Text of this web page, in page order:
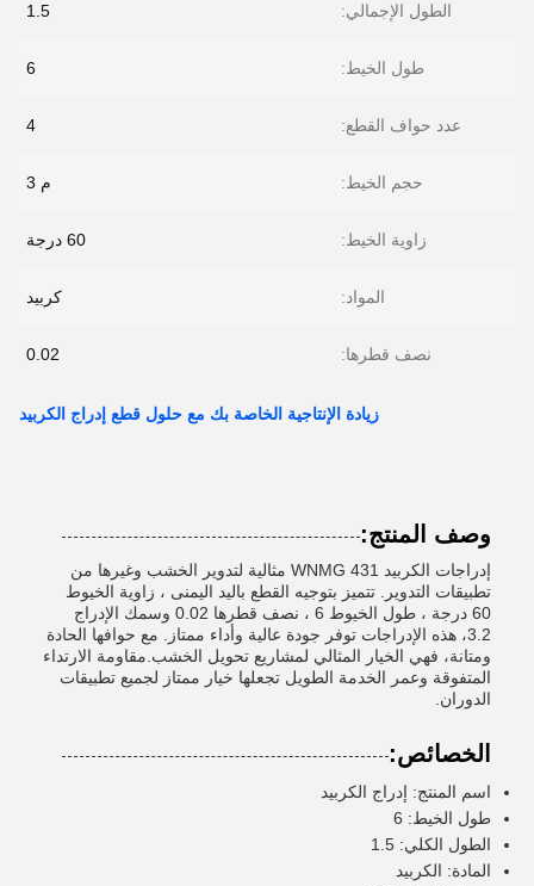
الطول الإجمالي: 1.5
طول الخيط: 6
عدد حواف القطع: 4
حجم الخيط: م 3
زاوية الخيط: 60 درجة
المواد: كربيد
نصف قطرها: 0.02
زيادة الإنتاجية الخاصة بك مع حلول قطع إدراج الكربيد
وصف المنتج:
إدراجات الكربيد WNMG 431 مثالية لتدوير الخشب وغيرها من
تطبيقات التدوير. تتميز بتوجيه القطع باليد اليمنى ، زاوية الخيوط
60 درجة ، طول الخيوط 6 ، نصف قطرها 0.02 وسمك الإدراج
3.2، هذه الإدراجات توفر جودة عالية وأداء ممتاز. مع حوافها الحادة
ومتانة، فهي الخيار المثالي لمشاريع تحويل الخشب.مقاومة الارتداء
المتفوقة وعمر الخدمة الطويل تجعلها خيار ممتاز لجميع تطبيقات
الدوران.
الخصائص:
اسم المنتج: إدراج الكربيد
طول الخيط: 6
الطول الكلي: 1.5
المادة: الكربيد